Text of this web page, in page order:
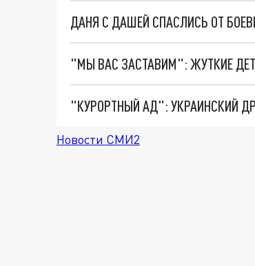
ДАНЯ С ДАШЕЙ СПАСЛИСЬ ОТ
"КУРОРТНЫЙ АД": УКРАИНСКИЙ
Новости СМИ2